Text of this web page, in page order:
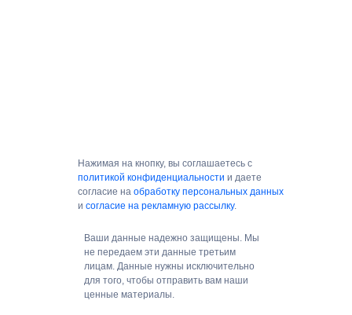
Ваши данные надежно защищены. Мы
не передаем эти данные третьим
лицам. Данные нужны исключительно
для того, чтобы отправить вам наши
ценные материалы.
Нажимая на кнопку, вы соглашаетесь с
политикой конфиденциальности и даете
согласие на обработку персональных данных
и согласие на рекламную рассылку.